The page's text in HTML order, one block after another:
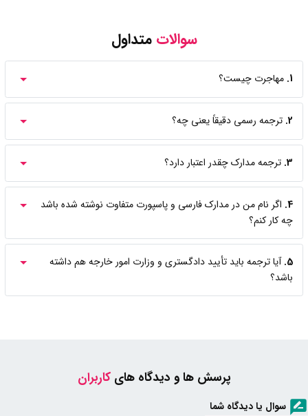
سوالاتمتداول
1. مهاجرت چیست؟
2. ترجمه رسمی دقیقاً یعنی چه؟
3. ترجمه مدارک چقدر اعتبار دارد؟
4. اگر نام من در مدارک فارسی و پاسپورت متفاوت نوشته شده باشد
چه کار کنم؟
5. آیا ترجمه باید تأیید دادگستری و وزارت امور خارجه هم داشته
باشد؟
پرسش ها و دیدگاه هایکاربران
سوال یا دیدگاه شما